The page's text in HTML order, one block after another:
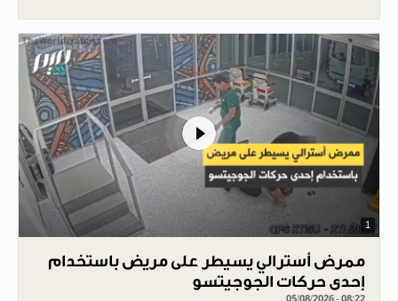
1
ممرض أسترالي يسيطر على مريض باستخدام
إحدى حركات الجوجيتسو